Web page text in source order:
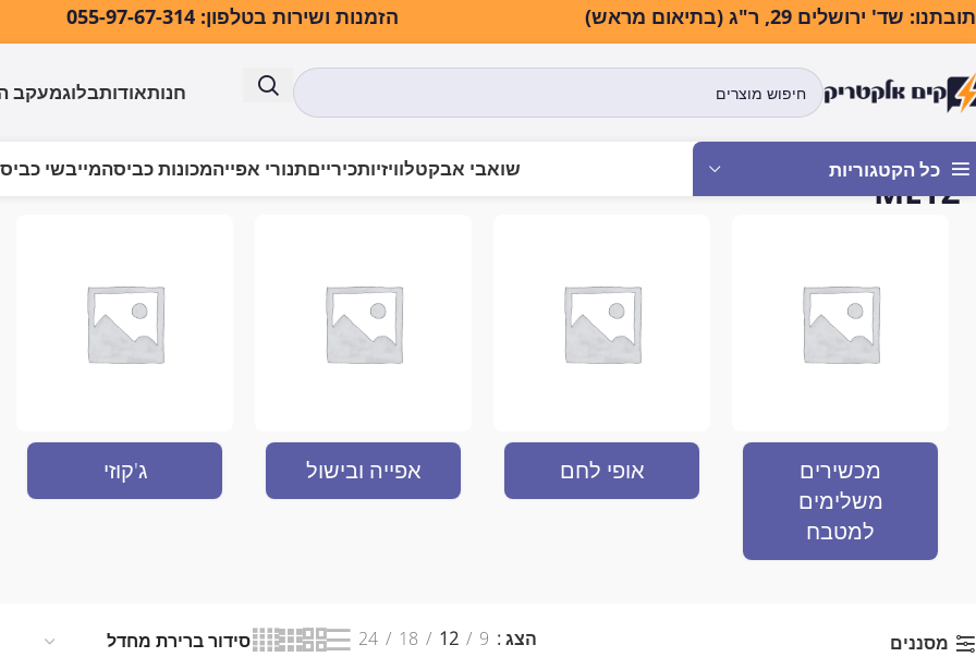
שד' ירושלים 29, ר"ג (בתיאום מראש) הזמנות ושירות בטלפון: 055-97-67-314
חנותאודותבלוגמעקב
כל הקטגוריות שואבי אבקטלוויזיותכירייםתנורי אפייהמכונות כביסהמייבשי
METZעמוד הבית
מכשירים
משלימים
למטבח
אופי לחם אפייה ובישול ג'קוזי
מסננים הצג 9
12
18
24